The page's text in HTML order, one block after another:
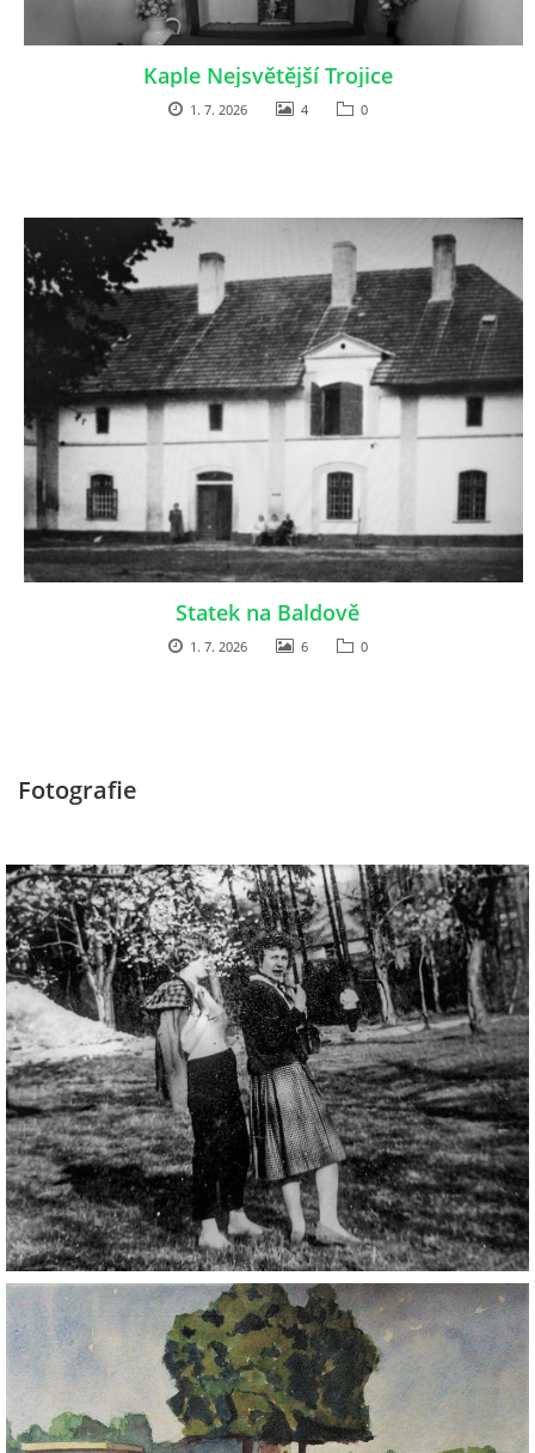
DŮL NA SLÍDU (NA KOLE)
tel. 773 916 275
--------------------------------------------------------------
Tento projekt je realizován za finanční podpory
města Domažlice.
© 2026 eStránky.cz | Aktualizováno: 17. 7. 2026 Nahoru ↑
Kaple Nejsvětější Trojice
1. 7. 2026 4 0
Statek na Baldově
1. 7. 2026 6 0
Fotografie